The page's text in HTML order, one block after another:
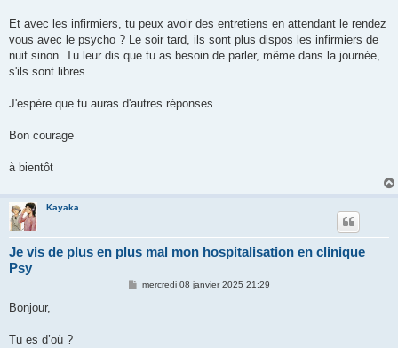
Et avec les infirmiers, tu peux avoir des entretiens en attendant le rendez
vous avec le psycho ? Le soir tard, ils sont plus dispos les infirmiers de
nuit sinon. Tu leur dis que tu as besoin de parler, même dans la journée,
s'ils sont libres.
J'espère que tu auras d'autres réponses.
Bon courage
à bientôt
Kayaka
Je vis de plus en plus mal mon hospitalisation en clinique
Psy
Mmercredi 08 janvier 2025 21:29
Bonjour,
Tu es d’où ?